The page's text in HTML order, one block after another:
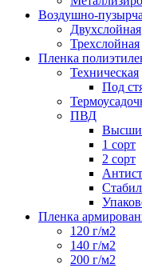
Воздушно-
Двухслойная
Трехслойная
Пленка
Техническая
Под
ПВД
1 сорт
2 сорт
Пленка
120 г/м2
140 г/м2
200 г/м2